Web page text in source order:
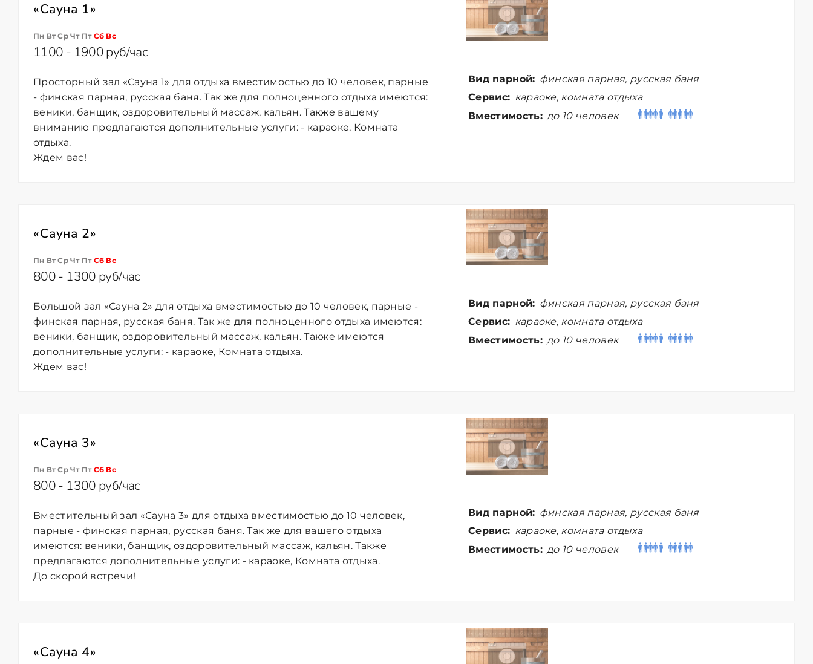
«Сауна 1»
Пн Вт Ср Чт Пт Сб Вс
1100 - 1900 руб/час
Просторный зал «Сауна 1» для отдыха вместимостью до 10 человек, парные
- финская парная, русская баня. Так же для полноценного отдыха имеются:
веники, банщик, оздоровительный массаж, кальян. Также вашему
вниманию предлагаются дополнительные услуги: - караоке, Комната
отдыха.
Ждем вас!
Вид парной: финская парная, русская баня
Сервис: караоке, комната отдыха
Вместимость: до 10 человек
«Сауна 2»
Пн Вт Ср Чт Пт Сб Вс
800 - 1300 руб/час
Большой зал «Сауна 2» для отдыха вместимостью до 10 человек, парные -
финская парная, русская баня. Так же для полноценного отдыха имеются:
веники, банщик, оздоровительный массаж, кальян. Также имеются
дополнительные услуги: - караоке, Комната отдыха.
Ждем вас!
Вид парной: финская парная, русская баня
Сервис: караоке, комната отдыха
Вместимость: до 10 человек
«Сауна 3»
Пн Вт Ср Чт Пт Сб Вс
800 - 1300 руб/час
Вместительный зал «Сауна 3» для отдыха вместимостью до 10 человек,
парные - финская парная, русская баня. Так же для вашего отдыха
имеются: веники, банщик, оздоровительный массаж, кальян. Также
предлагаются дополнительные услуги: - караоке, Комната отдыха.
До скорой встречи!
Вид парной: финская парная, русская баня
Сервис: караоке, комната отдыха
Вместимость: до 10 человек
«Сауна 4»